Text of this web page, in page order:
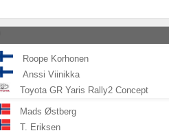
Roope Korhonen
Anssi Viinikka
Toyota GR Yaris Rally2 Concept
Mads Østberg
T. Eriksen